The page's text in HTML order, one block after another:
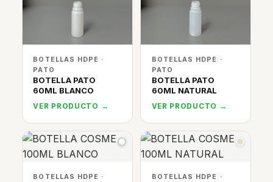
BOTELLAS HDPE ·
PATO
BOTELLA PATO
60ML BLANCO
VER PRODUCTO →
BOTELLAS HDPE ·
PATO
BOTELLA PATO
60ML NATURAL
VER PRODUCTO →
BOTELLAS HDPE ·
BOTELLAS HDPE ·